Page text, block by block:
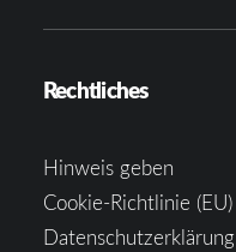
Rechtliches
Hinweis geben
Cookie-Richtlinie (EU)
Datenschutzerklärung